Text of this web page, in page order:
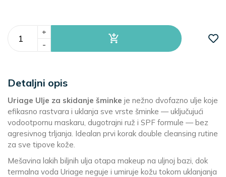
+
-
Detaljni opis
Uriage Ulje za skidanje šminke je nežno dvofazno ulje koje
efikasno rastvara i uklanja sve vrste šminke — uključujući
vodootpornu maskaru, dugotrajni ruž i SPF formule — bez
agresivnog trljanja. Idealan prvi korak double cleansing rutine
za sve tipove kože.
Mešavina lakih biljnih ulja otapa makeup na uljnoj bazi, dok
termalna voda Uriage neguje i umiruje kožu tokom uklanjanja